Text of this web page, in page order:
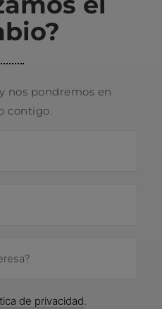
nos pondremos en
contigo.
de privacidad.